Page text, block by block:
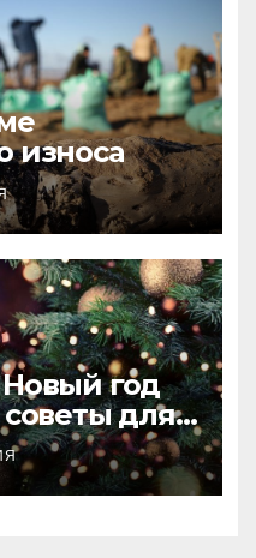
износа
год
для